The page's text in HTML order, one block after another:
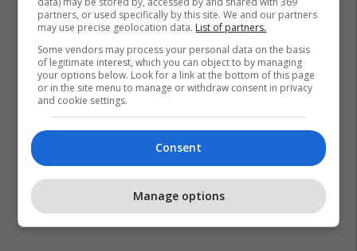
partners, or used specifically by this site. We and our partners
may use precise geolocation data. List of partners.
Some vendors may process your personal data on the basis
of legitimate interest, which you can object to by managing
your options below. Look for a link at the bottom of this page
or in the site menu to manage or withdraw consent in privacy
and cookie settings.
Consent
Manage options